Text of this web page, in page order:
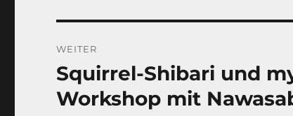
WEITER
Nächster
Beitrag:
Squirrel-Shibari und
Workshop mit